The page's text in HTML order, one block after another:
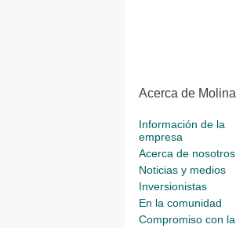
Acerca de Molina
Información de la
empresa
Acerca de nosotros
Noticias y medios
Inversionistas
En la comunidad
Compromiso con la